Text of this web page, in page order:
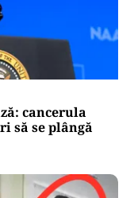
cancerula
să se plângă